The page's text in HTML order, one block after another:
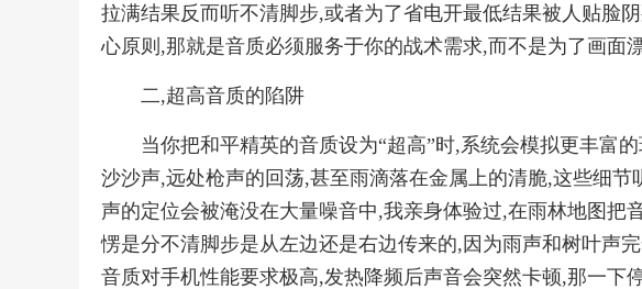
拉满结果反而听不清脚步,或者为了省电开最低结果被人贴脸
心原则,那就是音质必须服务于你的战术需求,而不是为了画面
二,超高音质的陷阱
当你把和平精英的音质设为“超高”时,系统会模拟更丰富
沙沙声,远处枪声的回荡,甚至雨滴落在金属上的清脆,这些细
声的定位会被淹没在大量噪音中,我亲身体验过,在雨林地图把
愣是分不清脚步是从左边还是右边传来的,因为雨声和树叶声
音质对手机性能要求极高,发热降频后声音会突然卡顿,那一下